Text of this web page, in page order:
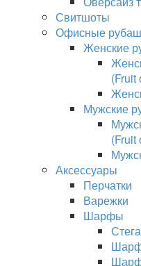
Свитшоты
Офисные
Женские
(Fruit
Мужские
(Fruit
Аксессуары
Перчатки
Варежки
Шарфы